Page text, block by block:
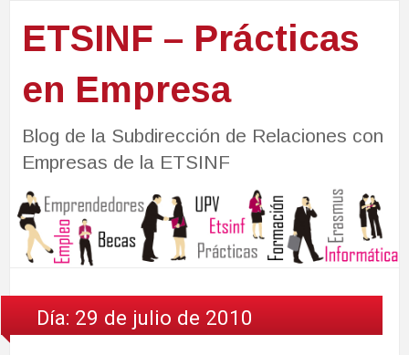
ETSINF – Prácticas
en Empresa
Blog de la Subdirección de Relaciones con
Empresas de la ETSINF
Día: 29 de julio de 2010